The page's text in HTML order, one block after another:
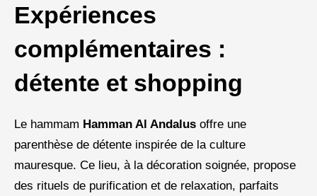
Expériences
complémentaires :
détente et shopping
Le hammam Hamman Al Andalus offre une
parenthèse de détente inspirée de la culture
mauresque. Ce lieu, à la décoration soignée, propose
des rituels de purification et de relaxation, parfaits